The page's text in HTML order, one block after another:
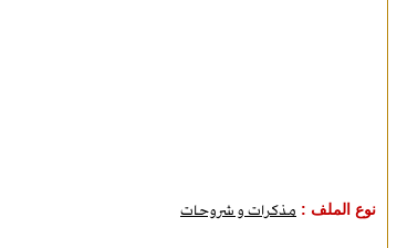
نوع الملف : مذكرات و شروحات